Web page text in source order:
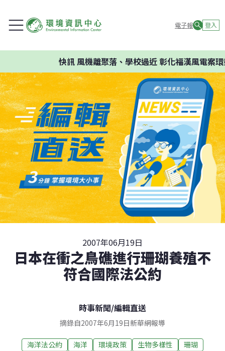
電子報 登入
快訊風機離聚落、學校過近 彰化福漢風電案環
2007年06月19日
日本在衝之鳥礁進行珊瑚養殖不
符合國際法公約
時事新聞/編輯直送
摘錄自2007年6月19日新華網報導
海洋法公約 海洋 環境政策 生物多樣性
珊瑚